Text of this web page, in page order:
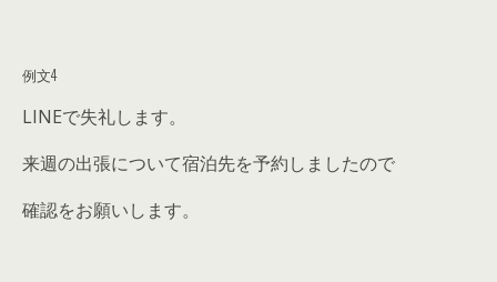
例文4
LINEで失礼します。
来週の出張について宿泊先を予約しましたので
確認をお願いします。